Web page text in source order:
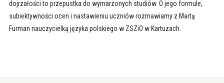
dojrzałości to przepustka do wymarzonych studiów. O jego formule,
subiektywności ocen i nastawieniu uczniów rozmawiamy z Martą
Furman nauczycielką języka polskiego w ZSZiO w Kartuzach.